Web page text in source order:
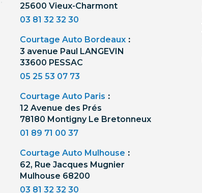
25600 Vieux-Charmont
03 81 32 32 30
Courtage Auto Bordeaux :
3 avenue Paul LANGEVIN
33600 PESSAC
05 25 53 07 73
Courtage Auto Paris :
12 Avenue des Prés
78180 Montigny Le Bretonneux
01 89 71 00 37
Courtage Auto Mulhouse :
62, Rue Jacques Mugnier
Mulhouse 68200
03 81 32 32 30